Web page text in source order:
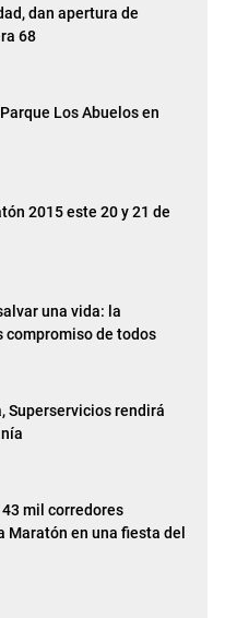
dan apertura de
68
Los Abuelos en
2015 este 20 y 21 de
una vida: la
compromiso de todos
Superservicios rendirá
mil corredores
Maratón en una fiesta del